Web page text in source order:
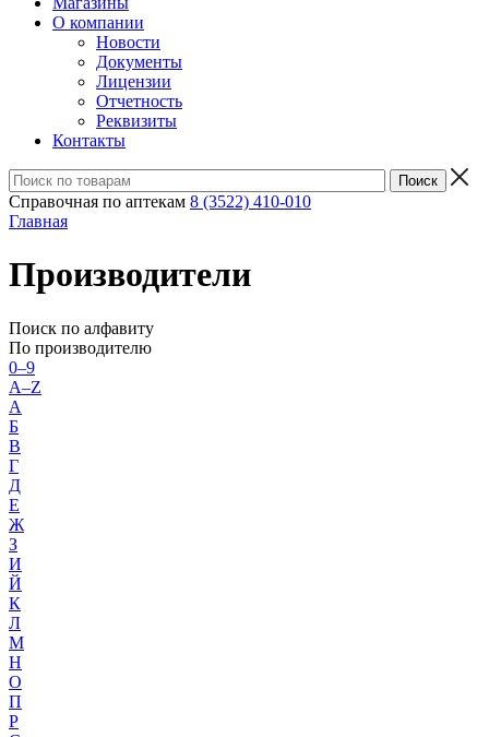
О компании
Новости
Документы
Лицензии
Отчетность
Реквизиты
Контакты
Справочная по аптекам 8 (3522) 410-010
Главная
Производители
Поиск по алфавиту
По производителю
0–9
A–Z
А
Б
В
Г
Д
Е
Ж
З
И
Й
К
Л
М
Н
О
П
Р